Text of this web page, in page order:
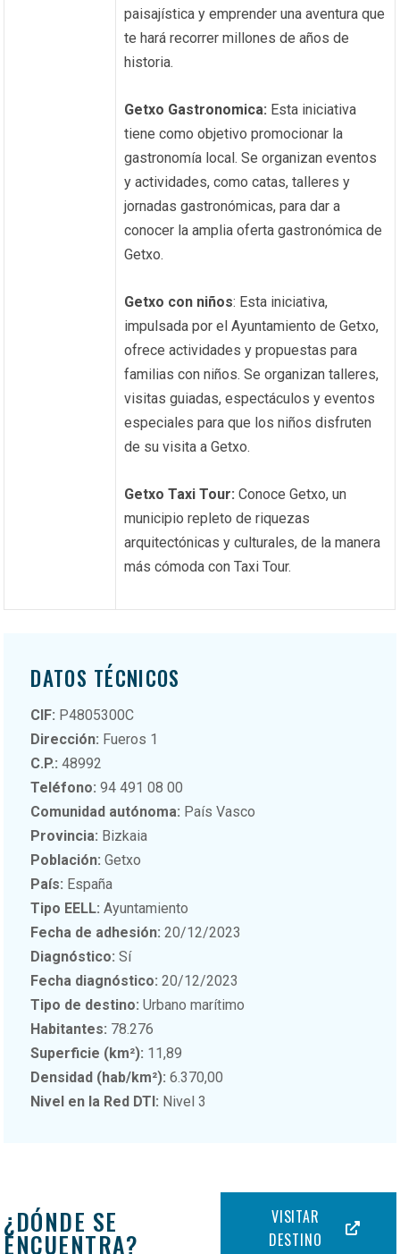
paisajística y emprender una aventura que
te hará recorrer millones de años de
historia.
Getxo Gastronomica: Esta iniciativa
tiene como objetivo promocionar la
gastronomía local. Se organizan eventos
y actividades, como catas, talleres y
jornadas gastronómicas, para dar a
conocer la amplia oferta gastronómica de
Getxo.
Getxo con niños: Esta iniciativa,
impulsada por el Ayuntamiento de Getxo,
ofrece actividades y propuestas para
familias con niños. Se organizan talleres,
visitas guiadas, espectáculos y eventos
especiales para que los niños disfruten
de su visita a Getxo.
Getxo Taxi Tour:Conoce Getxo, un
municipio repleto de riquezas
arquitectónicas y culturales, de la manera
más cómoda con Taxi Tour.
DATOS TÉCNICOS
CIF: P4805300C
Dirección: Fueros 1
C.P.: 48992
Teléfono: 94 491 08 00
Comunidad autónoma: País Vasco
Provincia: Bizkaia
Población: Getxo
País: España
Tipo EELL: Ayuntamiento
Fecha de adhesión: 20/12/2023
Diagnóstico: Sí
Fecha diagnóstico: 20/12/2023
Tipo de destino: Urbano marítimo
Habitantes: 78.276
Superficie (km²): 11,89
Densidad (hab/km²): 6.370,00
Nivel en la Red DTI: Nivel 3
¿DÓNDE SE
ENCUENTRA?
VISITAR
DESTINO